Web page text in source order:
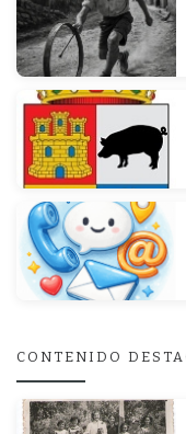
CONTENIDO